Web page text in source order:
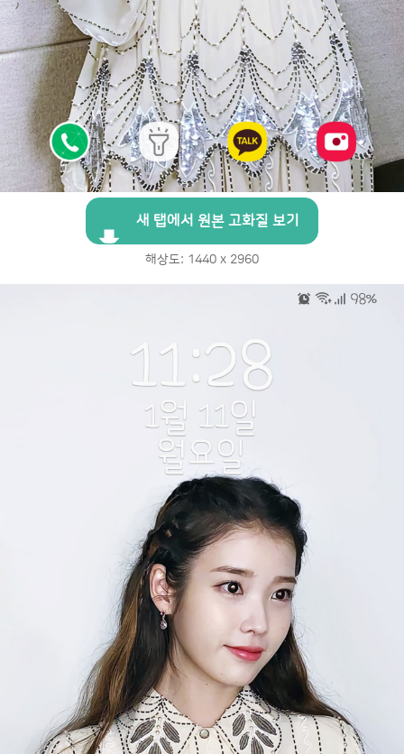
새 탭에서 원본 고화질 보기
해상도: 1440 x 2960